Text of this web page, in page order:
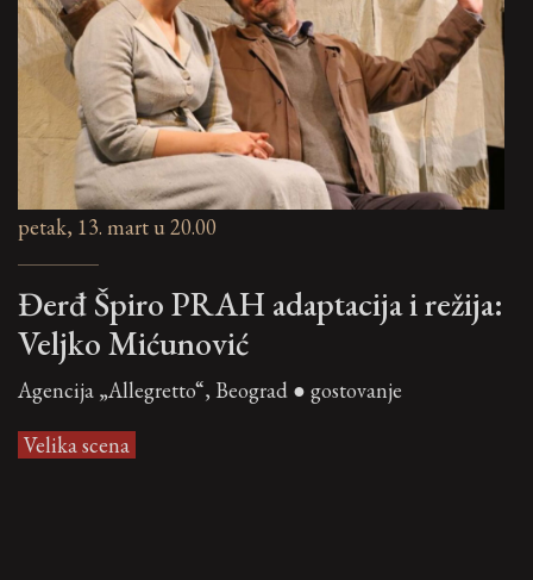
petak, 13. mart u 20.00
Đerđ Špiro PRAH adaptacija i režija:
Veljko Mićunović
Agencija „Allegretto“, Beograd ● gostovanje
Velika scena